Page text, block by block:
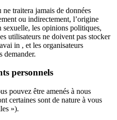
traitera jamais de données
ou indirectement, l’origine
les opinions politiques,
utilisateurs ne doivent pas stocker
in , et les organisateurs
demander.
personnels
pouvez être amenés à nous
certaines sont de nature à vous
»).